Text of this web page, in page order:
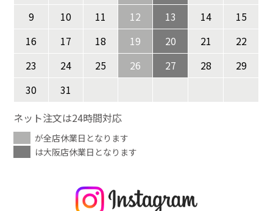
9
10 11 12 13 14
15
16
17 18 19 20 21
22
23
24 25 26 27 28
29
30
31
ネット注文は24時間対応
が全店休業日となります
は大阪店休業日となります